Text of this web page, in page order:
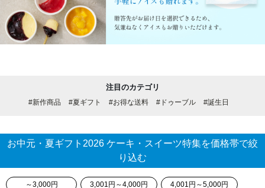
注目のカテゴリ
#新作商品 #夏ギフト #お得な送料 #ドゥーブル #誕生日
お中元・夏ギフト2026 ケーキ・スイーツ特集を価格帯で絞
り込む
～3,000円 3,001円～4,000円 4,001円～5,000円